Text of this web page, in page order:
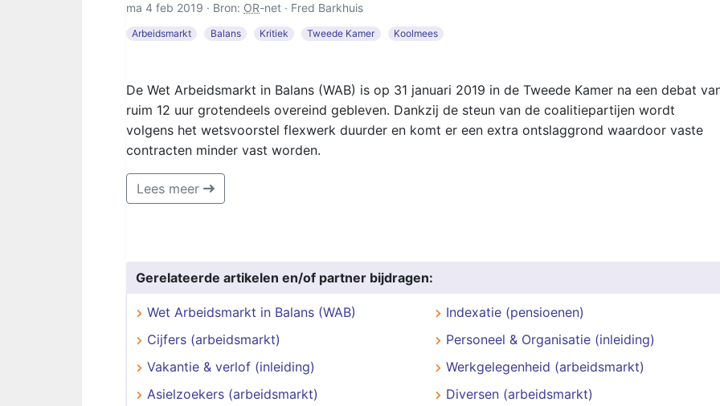
ma 4 feb 2019 · Bron: OR-net · Fred Barkhuis
Arbeidsmarkt Balans Kritiek Tweede Kamer Koolmees
De Wet Arbeidsmarkt in Balans (WAB) is op 31 januari 2019 in de Tweede Kamer na een debat
ruim 12 uur grotendeels overeind gebleven. Dankzij de steun van de coalitiepartijen wordt
volgens het wetsvoorstel flexwerk duurder en komt er een extra ontslaggrond waardoor vaste
contracten minder vast worden.
Lees meer
Gerelateerde artikelen en/of partner bijdragen:
Wet Arbeidsmarkt in Balans (WAB)
Indexatie (pensioenen)
Cijfers (arbeidsmarkt)
Personeel & Organisatie (inleiding)
Vakantie & verlof (inleiding)
Werkgelegenheid (arbeidsmarkt)
Asielzoekers (arbeidsmarkt)
Diversen (arbeidsmarkt)